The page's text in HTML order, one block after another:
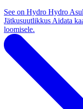
See on Hydro Hydro
Jätkusuutlikkus Aidata
loomisele.